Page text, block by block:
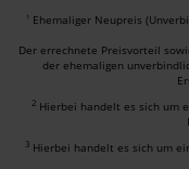
1 Ehemaliger Neupreis
Der errechnete Preisvorteil
der ehemaligen
2 Hierbei handelt es sich um
3 Hierbei handelt es sich um